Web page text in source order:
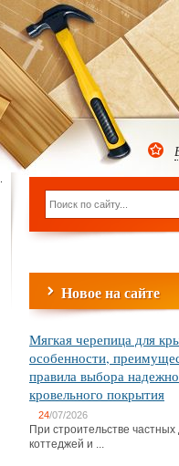
Новое на сайте
Мягкая черепица для
особенности,
правила выбора
кровельного покрытия
24/07/2026
При строительстве частных
коттеджей и ...